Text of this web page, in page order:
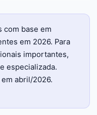
com base em
em 2026. Para
importantes,
especializada.
abril/2026.